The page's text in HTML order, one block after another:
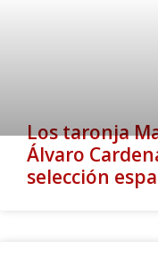
Los taronja
Álvaro
selección